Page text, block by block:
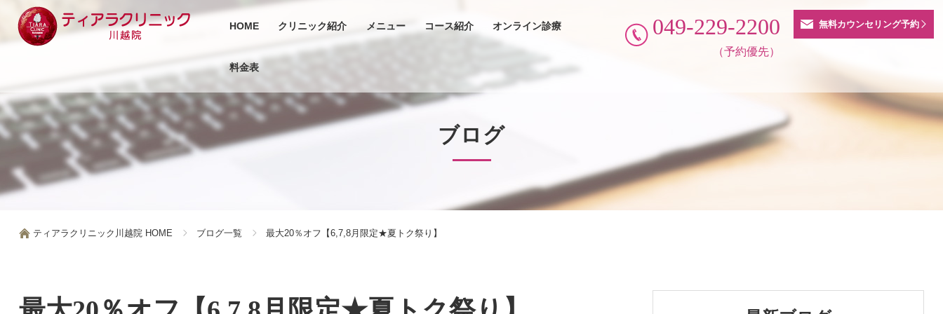
HOME クリニック紹介 メニュー コース紹介 オンライン診療
料金表
無料カウンセリング予約
049-229-2200
（予約優先）
ブログ
ティアラクリニック川越院 HOME ブログ一覧 最大20％オフ【6,7,8月限定★夏トク祭り】